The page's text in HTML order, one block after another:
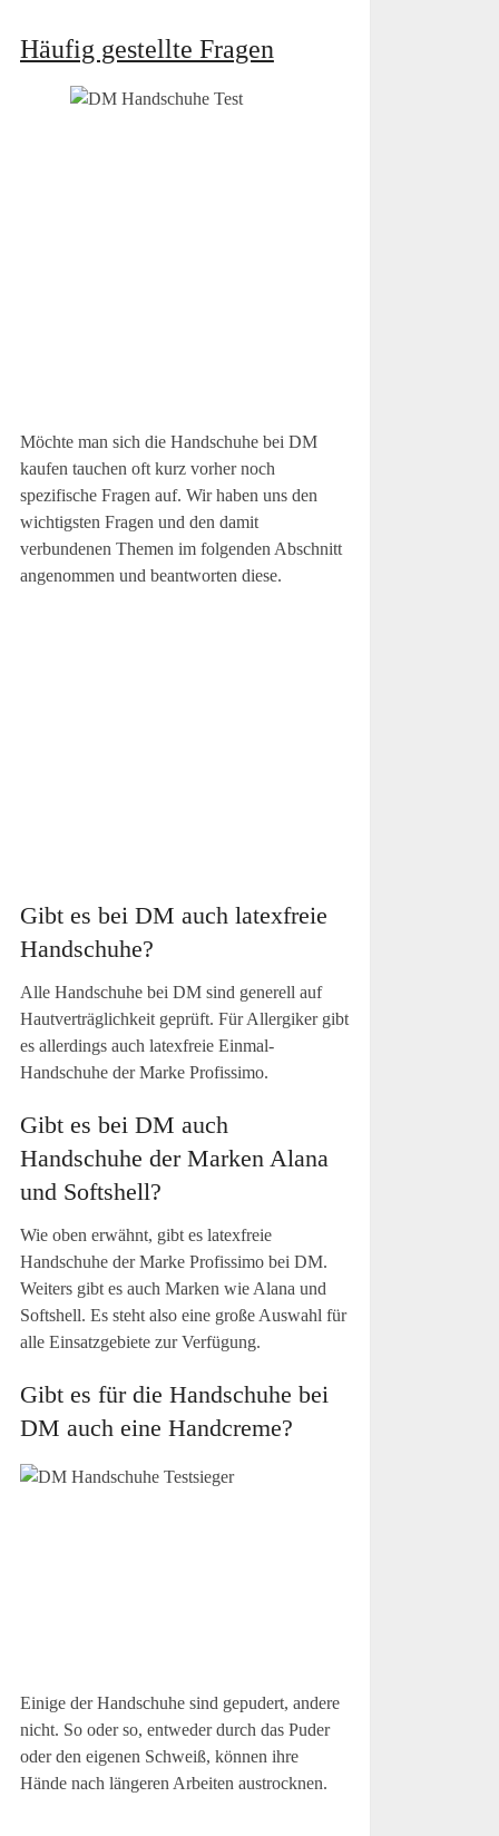
Häufig gestellte Fragen
Möchte man sich die Handschuhe bei DM
kaufen tauchen oft kurz vorher noch
spezifische Fragen auf. Wir haben uns den
wichtigsten Fragen und den damit
verbundenen Themen im folgenden Abschnitt
angenommen und beantworten diese.
Gibt es bei DM auch latexfreie
Handschuhe?
Alle Handschuhe bei DM sind generell auf
Hautverträglichkeit geprüft. Für Allergiker gibt
es allerdings auch latexfreie Einmal-
Handschuhe der Marke Profissimo.
Gibt es bei DM auch
Handschuhe der Marken Alana
und Softshell?
Wie oben erwähnt, gibt es latexfreie
Handschuhe der Marke Profissimo bei DM.
Weiters gibt es auch Marken wie Alana und
Softshell. Es steht also eine große Auswahl für
alle Einsatzgebiete zur Verfügung.
Gibt es für die Handschuhe bei
DM auch eine Handcreme?
Einige der Handschuhe sind gepudert, andere
nicht. So oder so, entweder durch das Puder
oder den eigenen Schweiß, können ihre
Hände nach längeren Arbeiten austrocknen.